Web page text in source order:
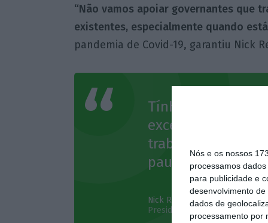
Nós e os nossos
processamos
para publicidade e
desenvolvimento de
dados de
processamento por
“Não vamos apoiar governantes que
existentes, especialmente quando
pandemia de Covid-19, garantiu Nick
Tínhamos
excelência com
trabalho] em
pausa.
Nick Read
Presidente executivo do grupo